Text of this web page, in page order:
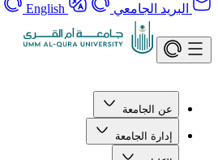
البريد الجامعي English
عن الجامعة
إدارة الجامعة